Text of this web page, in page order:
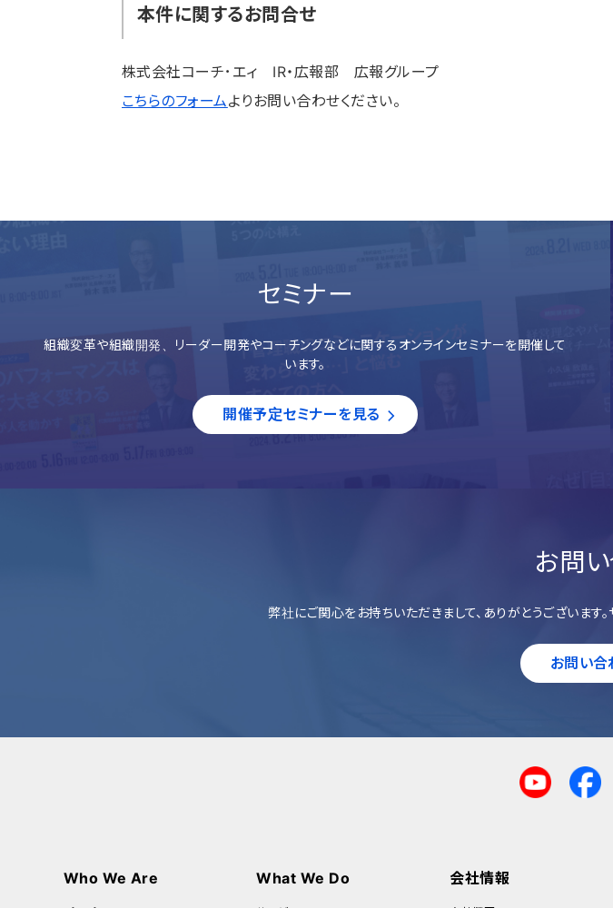
本件に関するお問合せ
株式会社コーチ･エィ IR・広報部 広報グループ
こちらのフォームよりお問い合わせください。
セミナー
組織変革や組織開発、リーダー開発やコーチングなどに関するオンラインセミナーを開催して
います。
開催予定セミナーを見る
お問
弊社にご関心をお持ちいただきまして、ありがとうございま
お問い合
Who We Are What We Do 会社情報